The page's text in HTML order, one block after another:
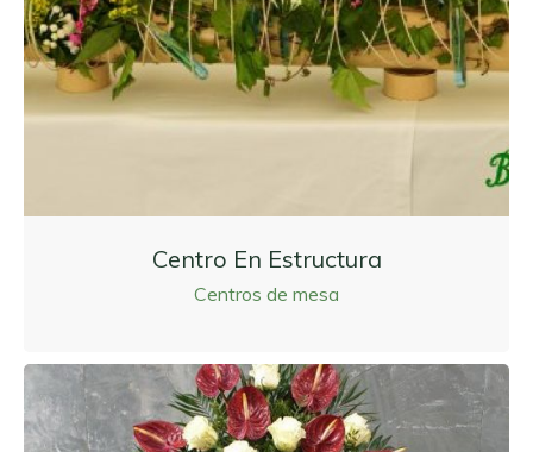
Centro En Estructura
Centros de mesa